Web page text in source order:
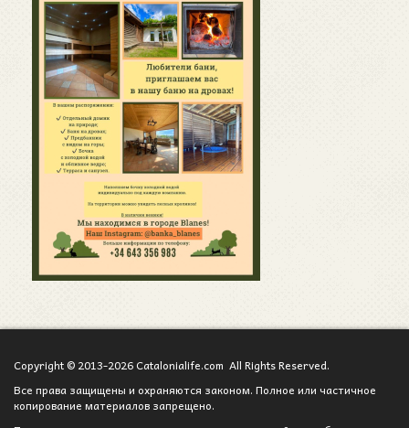
Copyright © 2013-2026 Catalonialife.com All Rights Reserved.
Все права защищены и охраняются законом. Полное или частичное
копирование материалов запрещено.